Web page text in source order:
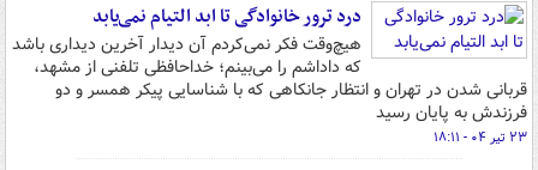
درد ترور خانوادگی تا ابد التیام نمی‌یابد
هیچ‌وقت فکر نمی‌کردم آن دیدار آخرین دیداری باشد
که داداشم را می‌بینم؛ خداحافظی تلفنی از مشهد،
قربانی شدن در تهران و انتظار جانکاهی که با شناسایی پیکر همسر و دو
فرزندش به پایان رسید
۲۳ تیر ۰۴ - ۱۸:۱۱